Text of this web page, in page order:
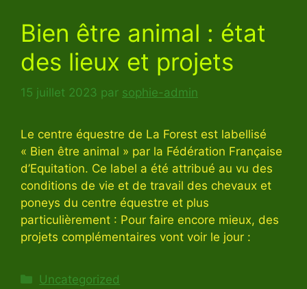
Bien être animal : état
des lieux et projets
15 juillet 2023 par sophie-admin
Le centre équestre de La Forest est labellisé
« Bien être animal » par la Fédération Française
d’Equitation. Ce label a été attribué au vu des
conditions de vie et de travail des chevaux et
poneys du centre équestre et plus
particulièrement : Pour faire encore mieux, des
projets complémentaires vont voir le jour :
Catégories
Uncategorized